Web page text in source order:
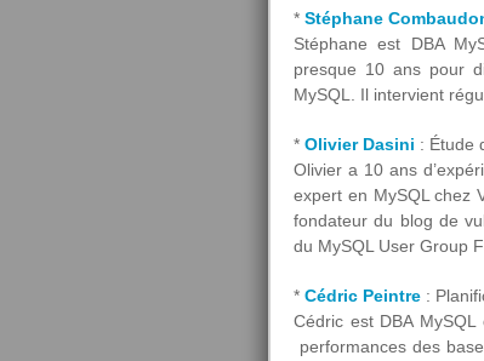
* Stéphane
Stéphane est DBA
presque 10 ans pour
MySQL. Il intervient
* Olivier Dasini : Étude
Olivier a 10 ans
expert en MySQL chez
fondateur du blog de
du MySQL User Group
* Cédric Peintre :
Cédric est DBA
performances des